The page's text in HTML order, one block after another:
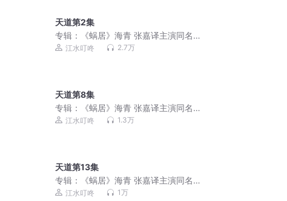
天道第2集
专辑：
《蜗居》海青 张嘉译主演同名电
视剧，作者六六
江水叮咚 2.7万
天道第8集
专辑：
《蜗居》海青 张嘉译主演同名电
视剧，作者六六
江水叮咚 1.3万
天道第13集
专辑：
《蜗居》海青 张嘉译主演同名电
视剧，作者六六
江水叮咚 1万